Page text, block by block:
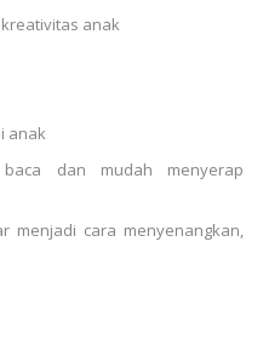
anak
anak
dan mudah menyerap
menjadi cara menyenangkan,